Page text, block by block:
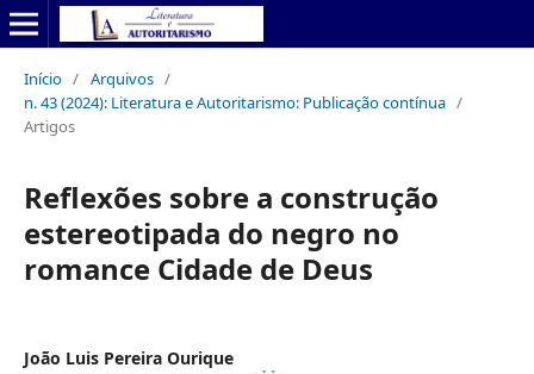
Início / Arquivos /
n. 43 (2024): Literatura e Autoritarismo: Publicação contínua /
Artigos
Reflexões sobre a construção
estereotipada do negro no
romance Cidade de Deus
João Luis Pereira Ourique